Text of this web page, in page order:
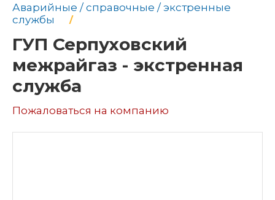
Аварийные / справочные / экстренные
службы
ГУП Серпуховский
межрайгаз - экстренная
служба
Пожаловаться на компанию